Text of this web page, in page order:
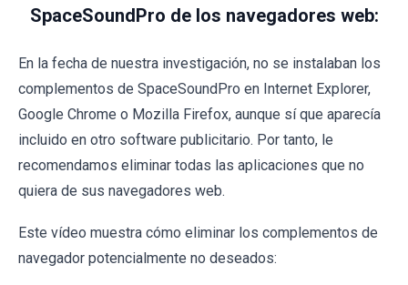
SpaceSoundPro de los navegadores web:
En la fecha de nuestra investigación, no se instalaban los
complementos de SpaceSoundPro en Internet Explorer,
Google Chrome o Mozilla Firefox, aunque sí que aparecía
incluido en otro software publicitario. Por tanto, le
recomendamos eliminar todas las aplicaciones que no
quiera de sus navegadores web.
Este vídeo muestra cómo eliminar los complementos de
navegador potencialmente no deseados: